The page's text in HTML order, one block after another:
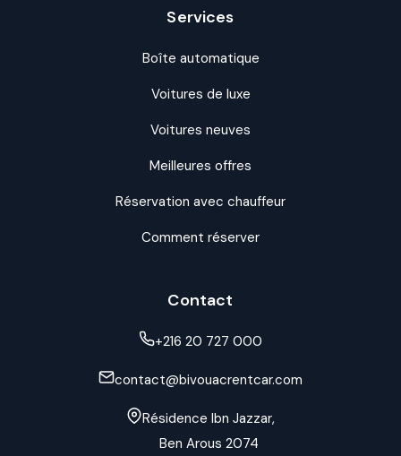
Services
Boîte automatique
Voitures de luxe
Voitures neuves
Meilleures offres
Réservation avec chauffeur
Comment réserver
Contact
+216 20 727 000
contact@bivouacrentcar.com
Résidence Ibn Jazzar,
Ben Arous 2074